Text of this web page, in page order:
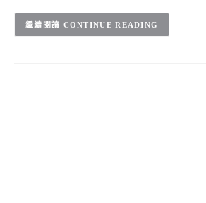
CONTINUE READING